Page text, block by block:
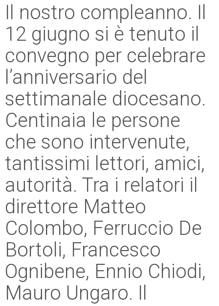
Il nostro compleanno. Il
12 giugno si è tenuto il
convegno per celebrare
l’anniversario del
settimanale diocesano.
Centinaia le persone
che sono intervenute,
tantissimi lettori, amici,
autorità. Tra i relatori il
direttore Matteo
Colombo, Ferruccio De
Bortoli, Francesco
Ognibene, Ennio Chiodi,
Mauro Ungaro. Il